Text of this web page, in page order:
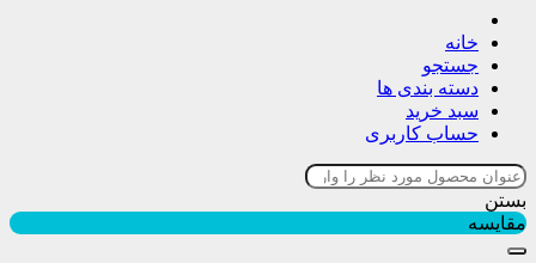
خانه
جستجو
دسته بندی ها
سبد خرید
حساب کاربری
بستن
مقایسه